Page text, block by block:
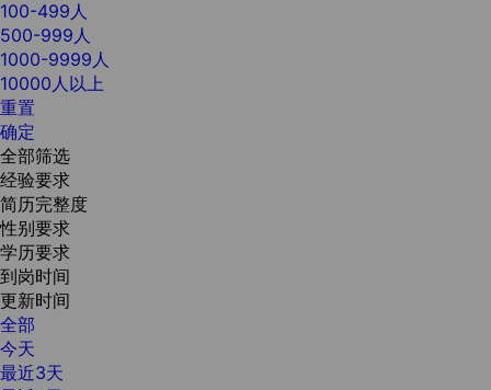
100-499人
500-999人
1000-9999人
10000人以上
重置
确定
全部筛选
经验要求
简历完整度
性别要求
学历要求
到岗时间
更新时间
全部
今天
最近3天